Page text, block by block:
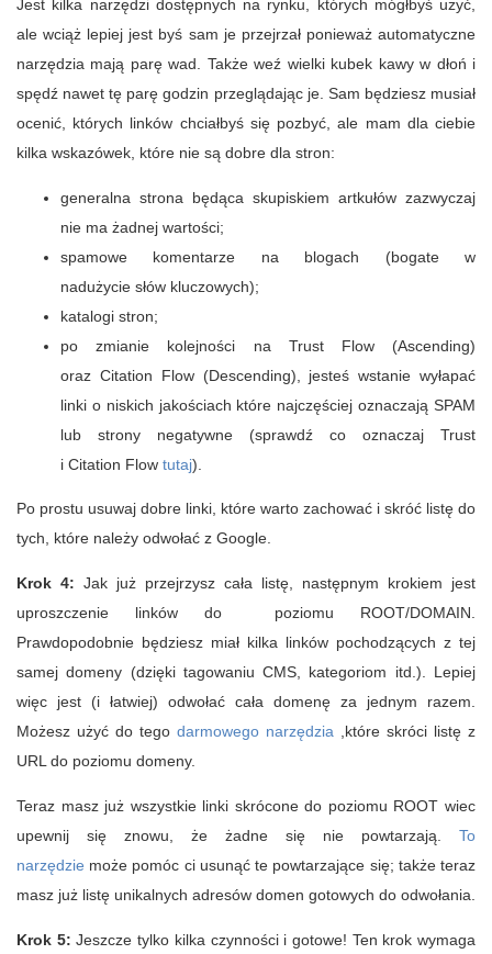
Jest kilka narzędzi dostępnych na rynku, których mógłbyś użyć,
ale wciąż lepiej jest byś sam je przejrzał ponieważ automatyczne
narzędzia mają parę wad. Także weź wielki kubek kawy w dłoń i
spędź nawet tę parę godzin przeglądając je. Sam będziesz musiał
ocenić, których linków chciałbyś się pozbyć, ale mam dla ciebie
kilka wskazówek, które nie są dobre dla stron:
generalna strona będąca skupiskiem artkułów zazwyczaj
nie ma żadnej wartości;
spamowe komentarze na blogach (bogate w
nadużycie słów kluczowych);
katalogi stron;
po zmianie kolejności na Trust Flow (Ascending)
oraz Citation Flow (Descending), jesteś wstanie wyłapać
linki o niskich jakościach które najczęściej oznaczają SPAM
lub strony negatywne (sprawdź co oznaczaj Trust
i Citation Flow tutaj).
Po prostu usuwaj dobre linki, które warto zachować i skróć listę do
tych, które należy odwołać z Google.
Krok 4: Jak już przejrzysz cała listę, następnym krokiem jest
uproszczenie linków do poziomu ROOT/DOMAIN.
Prawdopodobnie będziesz miał kilka linków pochodzących z tej
samej domeny (dzięki tagowaniu CMS, kategoriom itd.). Lepiej
więc jest (i łatwiej) odwołać cała domenę za jednym razem.
Możesz użyć do tego darmowego narzędzia ,które skróci listę z
URL do poziomu domeny.
Teraz masz już wszystkie linki skrócone do poziomu ROOT wiec
upewnij się znowu, że żadne się nie powtarzają. To
narzędzie może pomóc ci usunąć te powtarzające się; także teraz
masz już listę unikalnych adresów domen gotowych do odwołania.
Krok 5: Jeszcze tylko kilka czynności i gotowe! Ten krok wymaga